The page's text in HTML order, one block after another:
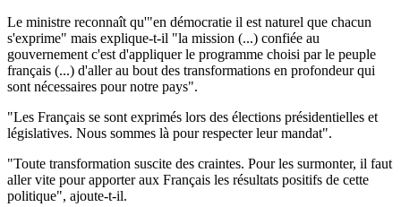
Le ministre reconnaît qu'"en démocratie il est naturel que chacun
s'exprime" mais explique-t-il "la mission (...) confiée au
gouvernement c'est d'appliquer le programme choisi par le peuple
français (...) d'aller au bout des transformations en profondeur qui
sont nécessaires pour notre pays".
"Les Français se sont exprimés lors des élections présidentielles et
législatives. Nous sommes là pour respecter leur mandat".
"Toute transformation suscite des craintes. Pour les surmonter, il faut
aller vite pour apporter aux Français les résultats positifs de cette
politique", ajoute-t-il.